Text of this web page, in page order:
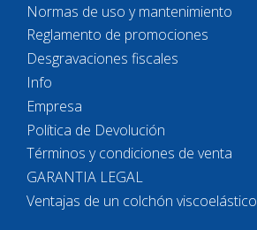
Normas de uso y mantenimiento
Reglamento de promociones
Desgravaciones fiscales
Info
Empresa
Política de Devolución
Términos y condiciones de venta
GARANTIA LEGAL
Ventajas de un colchón viscoelástico